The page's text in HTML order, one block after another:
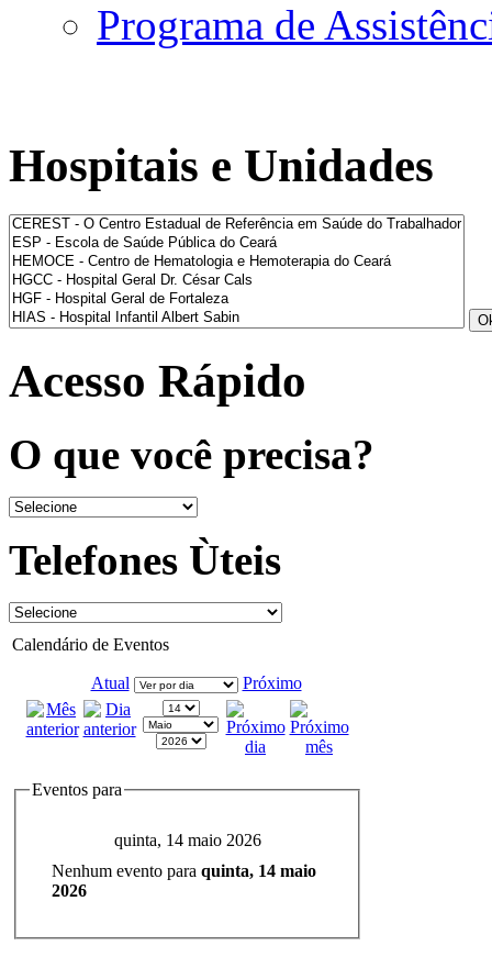
Programa de
Hospitais e Unidades
Acesso Rápido
O que você precisa?
Telefones Ùteis
Calendário de Eventos
Atual Próximo
Eventos para
quinta, 14 maio 2026
Nenhum evento para quinta, 14 maio
2026